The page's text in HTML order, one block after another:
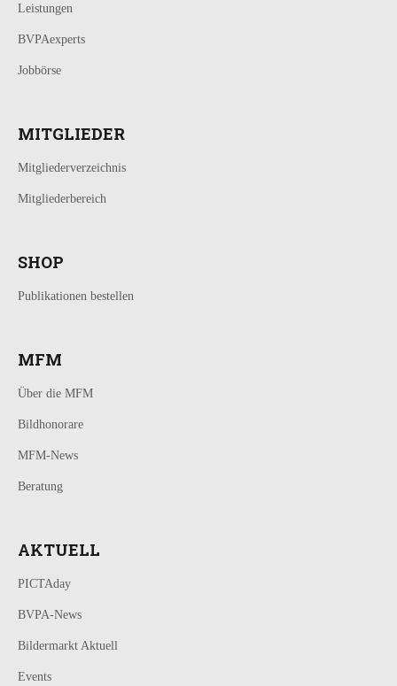
Leistungen
BVPAexperts
Jobbörse
MITGLIEDER
Mitgliederverzeichnis
Mitgliederbereich
SHOP
Publikationen bestellen
MFM
Über die MFM
Bildhonorare
MFM-News
Beratung
AKTUELL
PICTAday
BVPA-News
Bildermarkt Aktuell
Events